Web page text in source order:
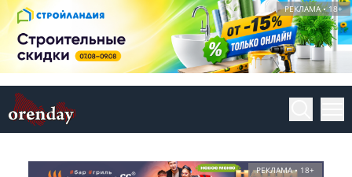
РЕКЛАМА • 18+
РЕКЛАМА • 18+